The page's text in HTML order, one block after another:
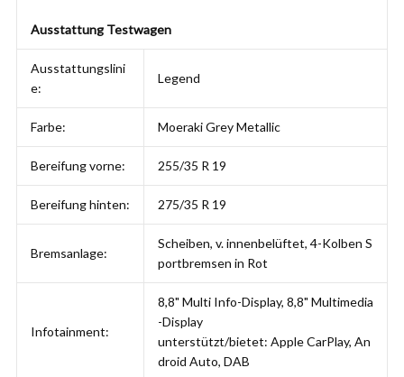
Ausstattung Testwagen
Ausstattungslini
e:
Legend
Farbe: Moeraki Grey Metallic
Bereifung vorne: 255/35 R 19
Bereifung hinten: 275/35 R 19
Bremsanlage:
Scheiben, v. innenbelüftet, 4-Kolben S
portbremsen in Rot
Infotainment:
8,8" Multi Info-Display, 8,8" Multimedia
-Display
unterstützt/bietet: Apple CarPlay, An
droid Auto, DAB